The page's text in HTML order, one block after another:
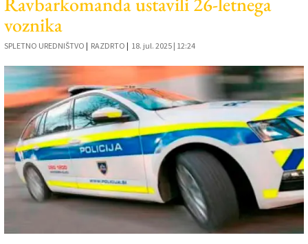
Uredništvo
Oglasi
Založnik
Zadruga PD
Naročnine
voznika
SPLETNO UREDNIŠTVO | RAZDRTO | 18. jul. 2025 | 12:24